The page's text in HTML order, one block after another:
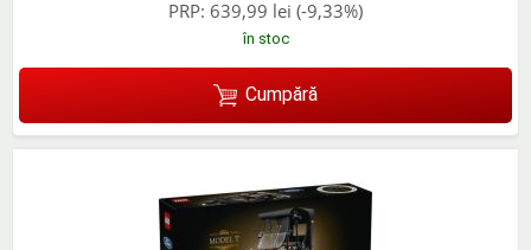
PRP: 639,99 lei (-9,33%)
în stoc
Cumpără